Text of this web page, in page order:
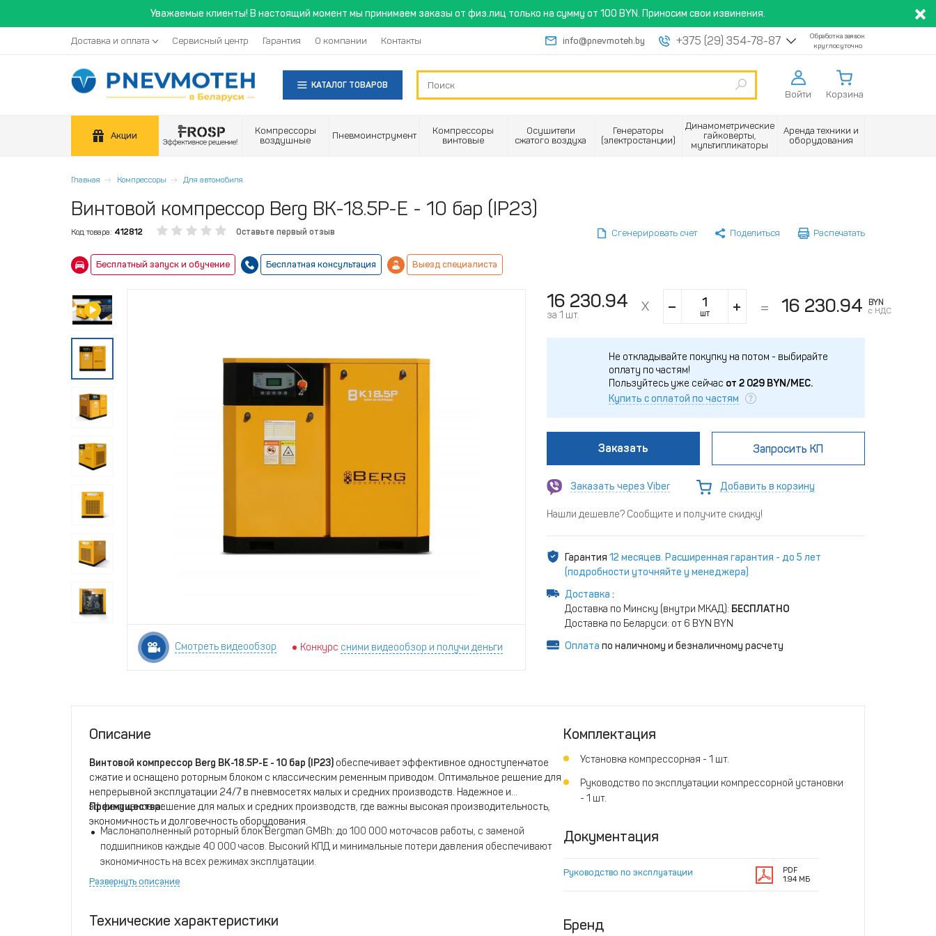
Уважаемые клиенты! В настоящий момент мы принимаем заказы от физ.лиц только на сумму от 100 BYN. Приносим свои извинения.
Доставка и оплата Сервисный центр Гарантия О компании Контакты info@pnevmoteh.by +375 (29) 354-78-87
Обработка заявок
круглосуточно
КАТАЛОГ ТОВАРОВ
Войти Корзина
Акции
Компрессоры
воздушные
Пневмоинструмент
Компрессоры
винтовые
Осушители
сжатого воздуха
Генераторы
(электростанции)
Динамометрические
гайковерты,
мультипликаторы
Аренда техники и
оборудования
Главная Компрессоры Для автомобиля
Винтовой компрессор Berg ВК-18.5Р-Е - 10 бар (IP23)
Код товара: 412812 Оставьте первый отзыв Сгенерировать счет Поделиться Распечатать
Бесплатный запуск и обучение Бесплатная консультация Выезд специалиста
Смотреть видеообзор Конкурс сними видеообзор и получи деньги
16 230.94
за 1 шт. шт 16 230.94
BYN
с НДС
Не откладывайте покупку на потом - выбирайте
оплату по частям!
Пользуйтесь уже сейчас от 2 029BYN/МЕС.
Купить с оплатой по частям
Заказать Запросить КП
Заказать через Viber Добавить в корзину
Нашли дешевле? Сообщите и получите скидку!
Гарантия 12 месяцев. Расширенная гарантия - до 5 лет
(подробности уточняйте у менеджера)
Доставка :
Доставка по Минску (внутри МКАД): БЕСПЛАТНО
Доставка по Беларуси: от 6 BYN BYN
Оплата по наличному и безналичному расчету
Описание
Винтовой компрессор Berg ВК-18.5Р-Е - 10 бар (IP23) обеспечивает эффективное одноступенчатое
сжатие и оснащено роторным блоком с классическим ременным приводом. Оптимальное решение для
непрерывной эксплуатации 24/7 в пневмосетях малых и средних производств. Надежное и
эффективное решение для малых и средних производств, где важны высокая производительность,
экономичность и долговечность оборудования.
Преимущества:
Маслонаполненный роторный блок Bergman GMBh: до 100 000 моточасов работы, с заменой
подшипников каждые 40 000 часов. Высокий КПД и минимальные потери давления обеспечивают
экономичность на всех режимах эксплуатации.
Асинхронный электродвигатель: с улучшенным сервис фактором, пылевлагозащитой IP23 и низким
Классический ременной привод с автоматическим натяжением: простой в обслуживании и
надежный. Исключает проскальзывание и обеспечивает стабильную работу на различных
Развернуть описание
Технические характеристики
Комплектация
Установка компрессорная - 1 шт.
Руководство по эксплуатации компрессорной установки
- 1 шт.
Документация
Руководство по эксплуатации
PDF
1.94 МБ
Бренд